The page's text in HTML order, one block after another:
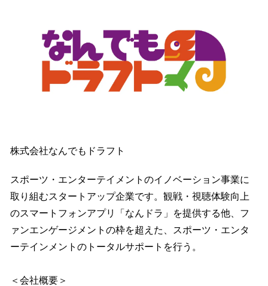
株式会社なんでもドラフト
スポーツ・エンターテイメントのイノベーション事業に
取り組むスタートアップ企業です。観戦・視聴体験向上
のスマートフォンアプリ「なんドラ」を提供する他、フ
ァンエンゲージメントの枠を超えた、スポーツ・エンタ
ーテインメントのトータルサポートを行う。
＜会社概要＞